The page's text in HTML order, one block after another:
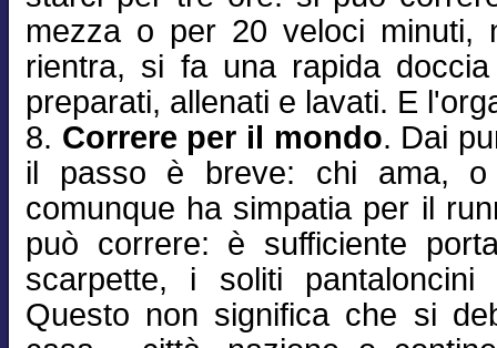
mezza o per 20 veloci minuti,
rientra, si fa una rapida
preparati, allenati e lavati. E
8. Correre per il mondo. Dai
il passo è breve: chi ama,
comunque ha simpatia per il
può correre: è sufficiente
scarpette, i soliti
Questo non significa che si